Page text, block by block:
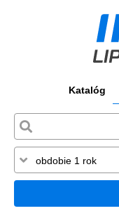
Katalóg